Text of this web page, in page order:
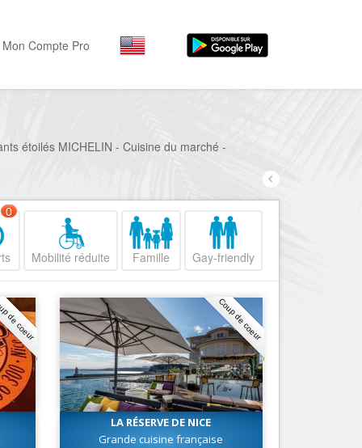
Séjourner
Sortir
Restaurants, ...
Mode, ...
Loisirs
Plages, sports, ...
Services
Tourisme, ...
Nice Promenade du
Nice le Port
Nice le Vieux Nice
Nice le Coeur de Ville
Nice le petit Marais Niçois
Nice la plaine du Var
Nice le Carré d’Or
Nice Aéroport
Mon Compte Pro
étoilés MICHELIN - Cuisine du marché -
0
Mobilité réduite Famille Gay-friendly
coeur Coup de coeur
LA RÉSERVE DE NICE
Grande cuisine française